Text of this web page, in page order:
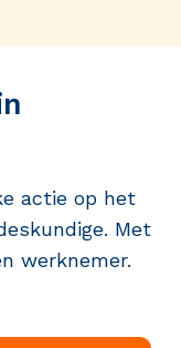
actie op het
Met
werknemer.